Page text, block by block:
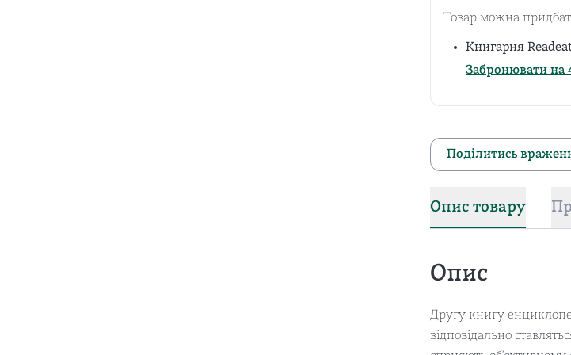
Товар можна
Книгарня
Забронювати на
Поділитись
Опис товару
Опис
Другу книгу
відповідально